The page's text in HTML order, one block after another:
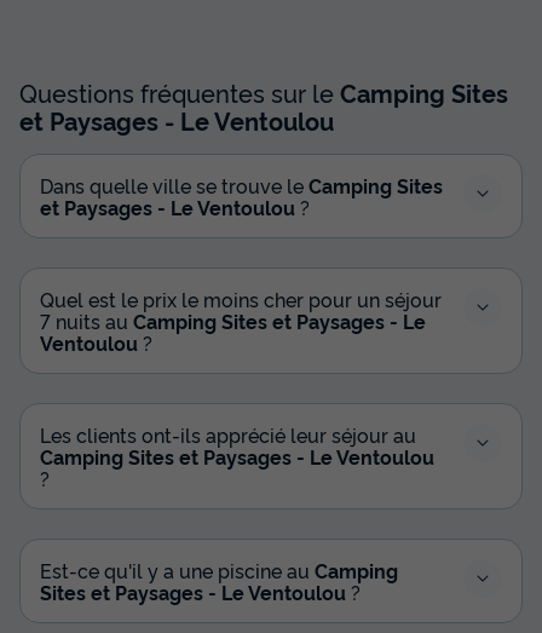
Salon de jardin
Micro-ondes
SDB
du 18/09/2026au25/09/2026
Meilleur prix pour 7 nuits
Modifier les dates
395 €
316 € -20%
Voir les disponibilités
Questions fréquentes sur leCamping Sites
et Paysages - Le Ventoulou
Dans quelle ville se trouve leCamping Sites
et Paysages - Le Ventoulou ?
Quel est le prix le moins cher pour un séjour
7 nuits au Camping Sites et Paysages - Le
Ventoulou ?
Les clients ont-ils apprécié leur séjour au
Camping Sites et Paysages - Le Ventoulou
?
Est-ce qu'il y a une piscine au Camping
Sites et Paysages - Le Ventoulou ?